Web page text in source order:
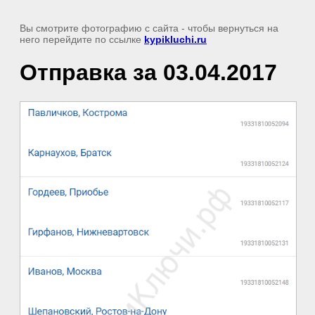
Вы смотрите фотографию с сайта - чтобы вернуться на
него перейдите по ссылке kypikluchi.ru
Отправка за 03.04.2017